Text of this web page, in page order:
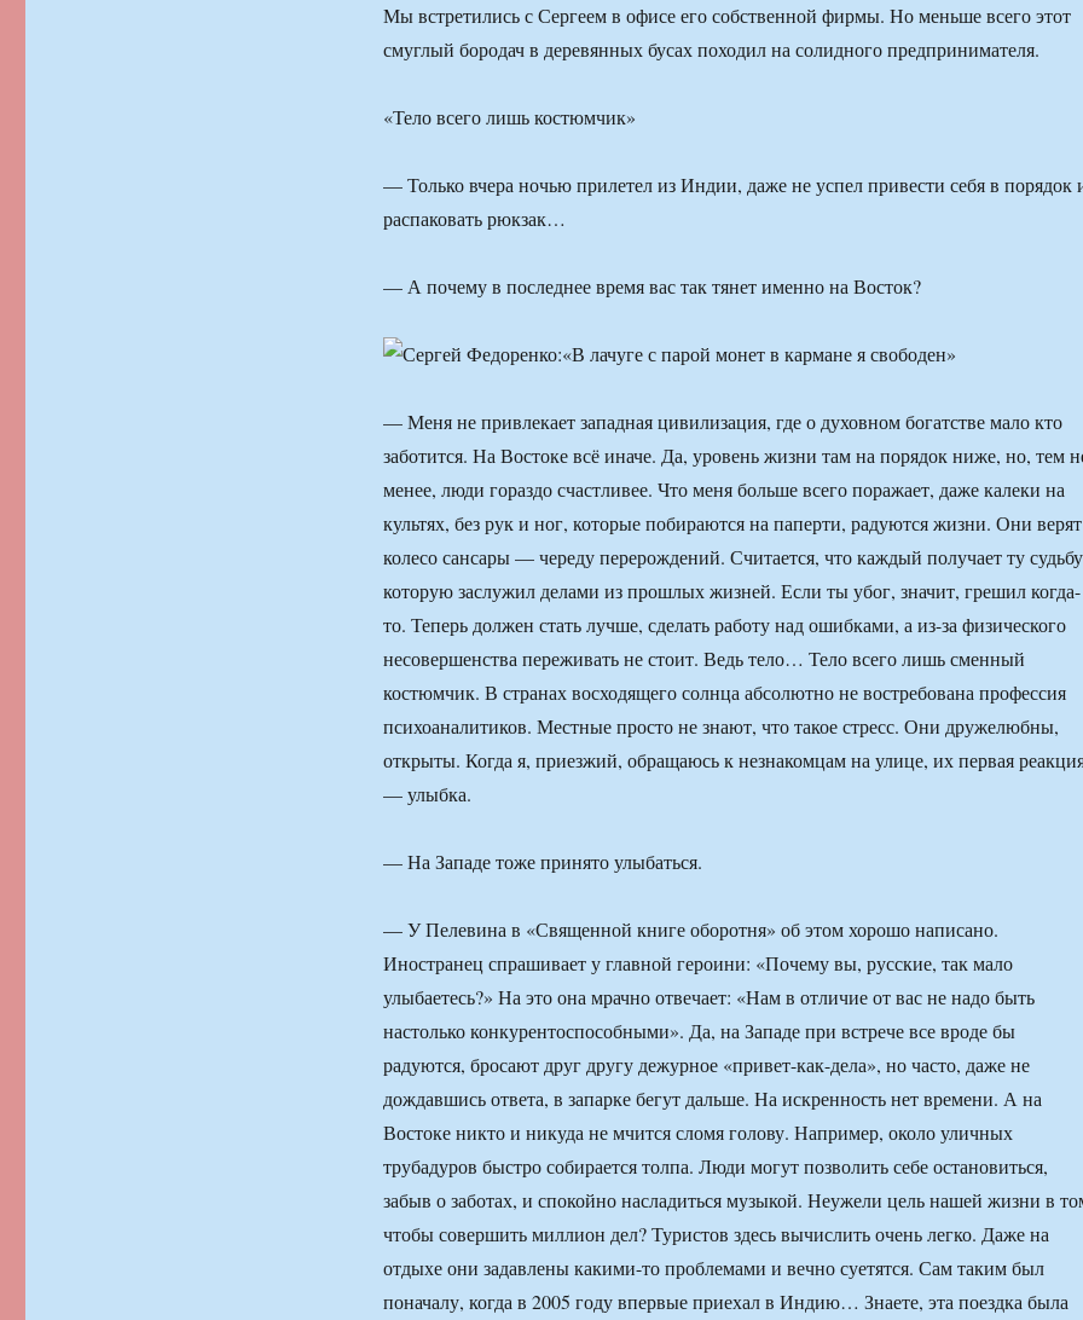
Мы встретились с Сергеем в офисе его собственной фирмы. Но меньше всего этот
смуглый бородач в деревянных бусах походил на солидного предпринимателя.
«Тело всего лишь костюмчик»
— Только вчера ночью прилетел из Индии, даже не успел привести себя в порядок
распаковать рюкзак…
— А почему в последнее время вас так тянет именно на Восток?
— Меня не привлекает западная цивилизация, где о духовном богатстве мало кто
заботится. На Востоке всё иначе. Да, уровень жизни там на порядок ниже, но, тем
менее, люди гораздо счастливее. Что меня больше всего поражает, даже калеки на
культях, без рук и ног, которые побираются на паперти, радуются жизни. Они
колесо сансары — череду перерождений. Считается, что каждый получает ту
которую заслужил делами из прошлых жизней. Если ты убог, значит, грешил когда-
то. Теперь должен стать лучше, сделать работу над ошибками, а из-за физического
несовершенства переживать не стоит. Ведь тело… Тело всего лишь сменный
костюмчик. В странах восходящего солнца абсолютно не востребована профессия
психоаналитиков. Местные просто не знают, что такое стресс. Они дружелюбны,
открыты. Когда я, приезжий, обращаюсь к незнакомцам на улице, их первая
— улыбка.
— На Западе тоже принято улыбаться.
— У Пелевина в «Священной книге оборотня» об этом хорошо написано.
Иностранец спрашивает у главной героини: «Почему вы, русские, так мало
улыбаетесь?» На это она мрачно отвечает: «Нам в отличие от вас не надо быть
настолько конкурентоспособными». Да, на Западе при встрече все вроде бы
радуются, бросают друг другу дежурное «привет-как-дела», но часто, даже не
дождавшись ответа, в запарке бегут дальше. На искренность нет времени. А на
Востоке никто и никуда не мчится сломя голову. Например, около уличных
трубадуров быстро собирается толпа. Люди могут позволить себе остановиться,
забыв о заботах, и спокойно насладиться музыкой. Неужели цель нашей жизни в
чтобы совершить миллион дел? Туристов здесь вычислить очень легко. Даже на
отдыхе они задавлены какими-то проблемами и вечно суетятся. Сам таким был
поначалу, когда в 2005 году впервые приехал в Индию… Знаете, эта поездка была